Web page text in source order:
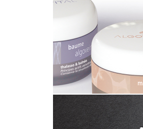
Algovital
identité visuelle
packaging
autotest.fr
identité visuelle